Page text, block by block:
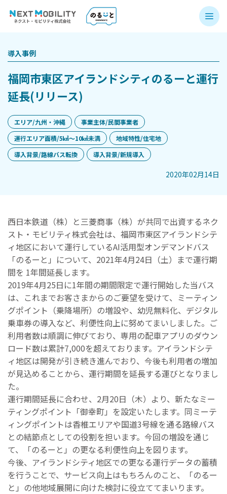
導入事例
福岡市東区アイランドシティのるーと運行
延長(リリース)
エリア/九州・沖縄
事業主体/民間事業者
運行エリア面積/5㎢〜10㎢未満
地域特性/住宅地
導入背景/路線バス転換
導入背景/新規導入
2020年02月14日
西日本鉄道（株）と三菱商事（株）が共同で出資するネク
スト・モビリティ株式会社は、福岡市東区アイランドシテ
ィ地区において運行しているAI活用型オンデマンドバス
「のるーと」について、2021年4月24日（土）まで運行期
間を 1年間延長します。
2019年4月25日に1年間の期間限定で運行開始した当バス
は、これまでお客さまからのご要望を受けて、ミーティン
グポイント（乗降場所）の増設や、幼児無料化、デジタル
乗車券の導入など、利便性向上に努めてまいしました。ご
利用者数は順調に伸びており、専用の配車アプリのダウン
ロード数は累計7,000を超えております。アイランドシテ
ィ地区は開発が引き続き進んでおり、今後も利用者の増加
が見込めることから、運行期間を延長する運びとなりまし
た。
運行期間延長に合わせ、2月20日（木）より、新たなミー
ティングポイント「御幸町」を設定いたします。同ミーテ
ィングポイントは香椎エリアや国道3号線を通る路線バス
との結節点としての役割を担います。今回の増設を通じ
て、「のるーと」の更なる利便性向上を図ります。
今後、アイランドシティ地区での更なる運行データの蓄積
を行うことで、サービス向上はもちろんのこと、「のるー
と」の他地域展開に向けた検討に役立ててまいります。